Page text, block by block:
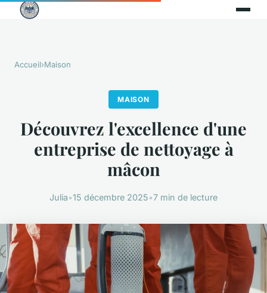
Accueil›Maison
MAISON
Découvrez l'excellence d'une
entreprise de nettoyage à
mâcon
Julia•15 décembre 2025•7 min de lecture